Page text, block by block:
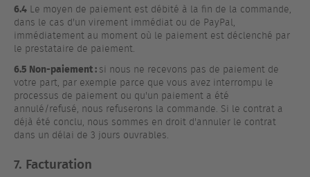
6.4 Le moyen de paiement est débité à la fin de la commande,
dans le cas d'un virement immédiat ou de PayPal,
immédiatement au moment où le paiement est déclenché par
le prestataire de paiement.
6.5 Non-paiement : si nous ne recevons pas de paiement de
votre part, par exemple parce que vous avez interrompu le
processus de paiement ou qu'un paiement a été
annulé/refusé, nous refuserons la commande. Si le contrat a
déjà été conclu, nous sommes en droit d'annuler le contrat
dans un délai de 3 jours ouvrables.
7. Facturation